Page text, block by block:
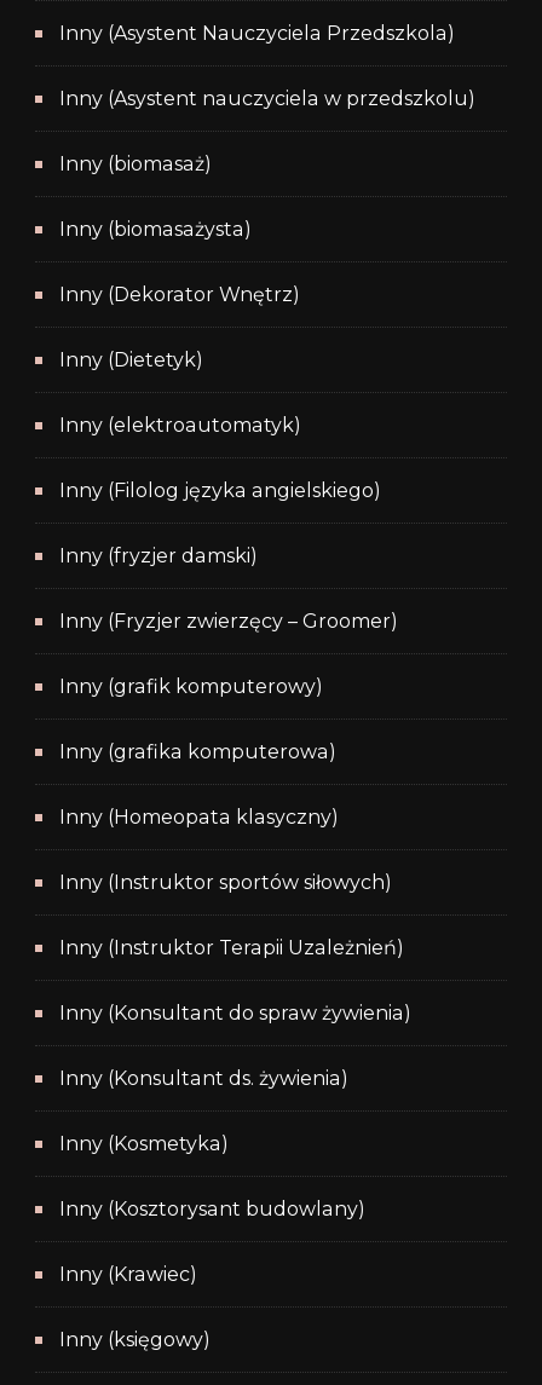
Inny (Asystent Nauczyciela Przedszkola)
Inny (Asystent nauczyciela w przedszkolu)
Inny (biomasaż)
Inny (biomasażysta)
Inny (Dekorator Wnętrz)
Inny (Dietetyk)
Inny (elektroautomatyk)
Inny (Filolog języka angielskiego)
Inny (fryzjer damski)
Inny (Fryzjer zwierzęcy – Groomer)
Inny (grafik komputerowy)
Inny (grafika komputerowa)
Inny (Homeopata klasyczny)
Inny (Instruktor sportów siłowych)
Inny (Instruktor Terapii Uzależnień)
Inny (Konsultant do spraw żywienia)
Inny (Konsultant ds. żywienia)
Inny (Kosmetyka)
Inny (Kosztorysant budowlany)
Inny (Krawiec)
Inny (księgowy)